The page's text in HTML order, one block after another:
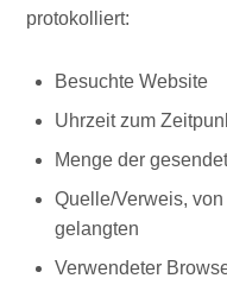
protokolliert:
Besuchte Website
Uhrzeit zum
Menge der
Quelle/Verweis,
gelangten
Verwendeter